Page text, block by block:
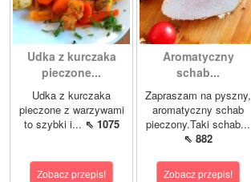
Udka z kurczaka
pieczone...
Udka z kurczaka
pieczone z warzywami
to szybki i... ⇖ 1075
Zobacz przepis!
Aromatyczny
schab...
Zapraszam na pyszny,
aromatyczny schab
pieczony.Taki schab...
⇖ 882
Zobacz przepis!